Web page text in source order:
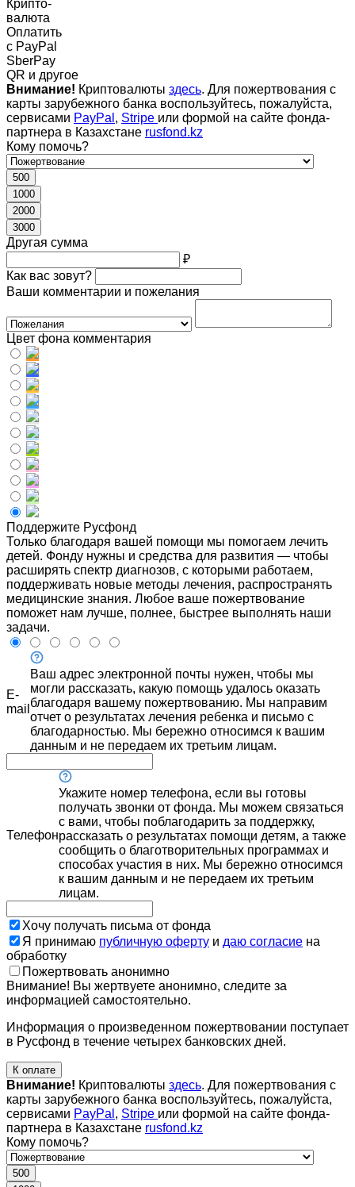
Крипто-
валюта
Оплатить
c PayPal
SberPay
QR и другое
Внимание! Криптовалюты здесь. Для пожертвования с
карты зарубежного банка воспользуйтесь, пожалуйста,
сервисами PayPal , Stripe или формой на сайте фонда-
партнера в Казахстане rusfond.kz
Кому помочь?
500
1000
2000
3000
Другая сумма
₽
Как вас зовут?
Ваши комментарии и пожелания
Цвет фона комментария
Поддержите Русфонд
Только благодаря вашей помощи мы помогаем лечить
детей. Фонду нужны и средства для развития — чтобы
расширять спектр диагнозов, с которыми работаем,
поддерживать новые методы лечения, распространять
медицинские знания. Любое ваше пожертвование
поможет нам лучше, полнее, быстрее выполнять наши
задачи.
E-
mail
Ваш адрес электронной почты нужен, чтобы мы
могли рассказать, какую помощь удалось оказать
благодаря вашему пожертвованию. Мы направим
отчет о результатах лечения ребенка и письмо с
благодарностью. Мы бережно относимся к вашим
данным и не передаем их третьим лицам.
Телефон
Укажите номер телефона, если вы готовы
получать звонки от фонда. Мы можем связаться
с вами, чтобы поблагодарить за поддержку,
рассказать о результатах помощи детям, а также
сообщить о благотворительных программах и
способах участия в них. Мы бережно относимся
к вашим данным и не передаем их третьим
лицам.
Хочу получать письма от фонда
Я принимаю публичную оферту и даю согласие на
обработку
Пожертвовать анонимно
Внимание! Вы жертвуете анонимно, следите за
информацией самостоятельно.
Информация о произведенном пожертвовании поступает
в Русфонд в течение четырех банковских дней.
К оплате
Внимание! Криптовалюты здесь. Для пожертвования с
карты зарубежного банка воспользуйтесь, пожалуйста,
сервисами PayPal , Stripe или формой на сайте фонда-
партнера в Казахстане rusfond.kz
Кому помочь?
500